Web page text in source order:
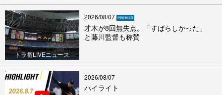
トラ番LIVEニュース
2026/08/07
才木が8回無失点。「すばらしかった」
と藤川監督も称賛
2026/08/07
ハイライト